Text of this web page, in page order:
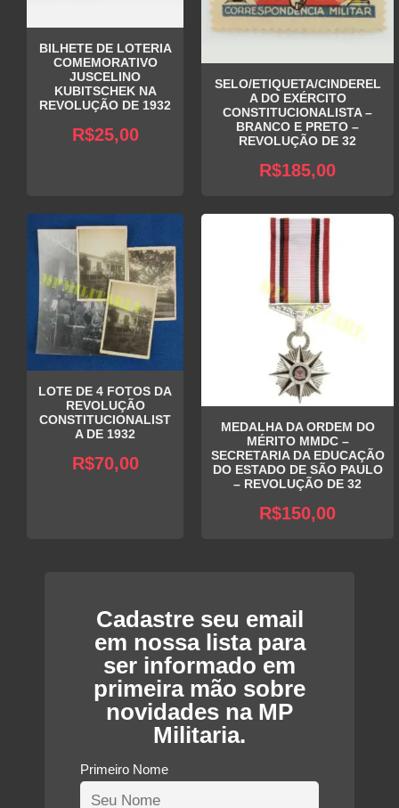
BILHETE DE LOTERIA
COMEMORATIVO
JUSCELINO
KUBITSCHEK NA
REVOLUÇÃO DE 1932
R$25,00
SELO/ETIQUETA/CINDEREL
A DO EXÉRCITO
CONSTITUCIONALISTA –
BRANCO E PRETO –
REVOLUÇÃO DE 32
R$185,00
LOTE DE 4 FOTOS DA
REVOLUÇÃO
CONSTITUCIONALIST
A DE 1932
R$70,00
MEDALHA DA ORDEM DO
MÉRITO MMDC –
SECRETARIA DA EDUCAÇÃO
DO ESTADO DE SÃO PAULO
– REVOLUÇÃO DE 32
R$150,00
Cadastre seu email
em nossa lista para
ser informado em
primeira mão sobre
novidades na MP
Militaria.
Primeiro Nome